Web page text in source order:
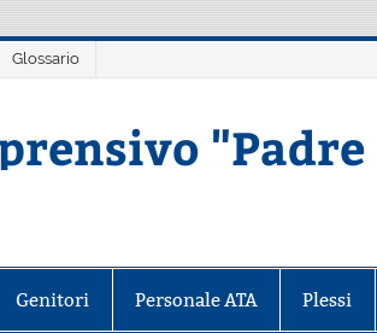
Glossario
Genitori Personale ATA Plessi